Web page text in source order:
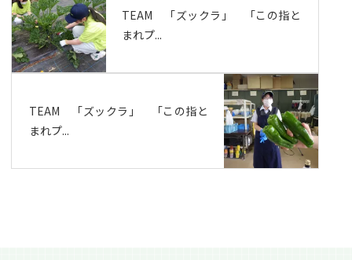
TEAM 「ズックラ」 「この指と
まれプ...
TEAM 「ズックラ」 「この指と
まれプ...